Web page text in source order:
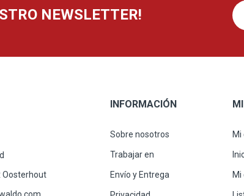
NEWSLETTER!
Oosterhout
INFORMACIÓN
Sobre nosotros
Trabajar en
Envío y Entrega
Mi